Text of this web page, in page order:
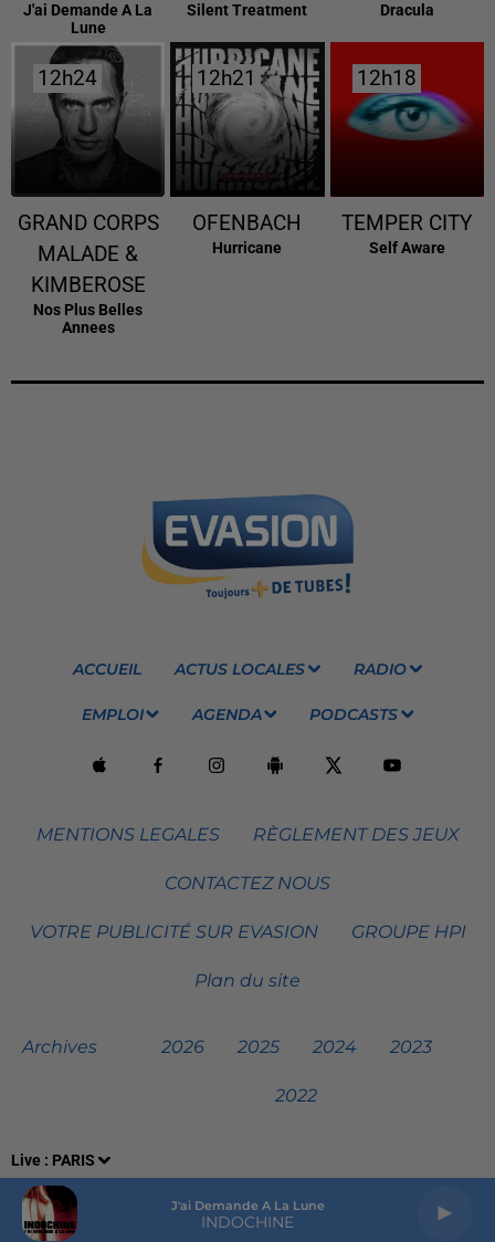
Live : PARIS
J'ai Demande A La Lune
INDOCHINE
J'ai Demande A La
Lune
Silent Treatment Dracula
12h24
12h24
GRAND CORPS
MALADE &
KIMBEROSE
Nos Plus Belles
Annees
12h21
12h21
OFENBACH
Hurricane
12h18
12h18
TEMPER CITY
Self Aware
ACCUEIL ACTUS LOCALES RADIO
EMPLOI AGENDA PODCASTS
MENTIONS LEGALES RÈGLEMENT DES JEUX
CONTACTEZ NOUS
VOTRE PUBLICITÉ SUR EVASION GROUPE HPI
Plan du site
Archives 2026 2025 2024 2023
2022